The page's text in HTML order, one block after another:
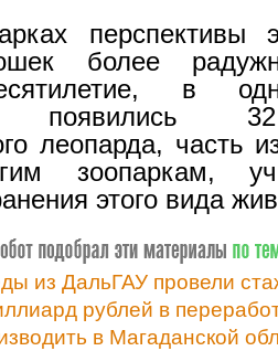
перспективы
более
в
появились
леопарда, часть
зоопаркам,
этого вида
из ДальГАУ провели
рублей в
в Магаданской